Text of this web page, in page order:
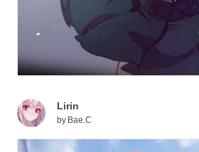
Lirin
by Bae.C